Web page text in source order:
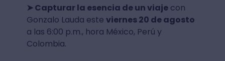
➤ Capturar la esencia de un viajecon
Gonzalo Lauda este viernes 20 de agosto
a las 6:00 p.m., hora México, Perú y
Colombia.